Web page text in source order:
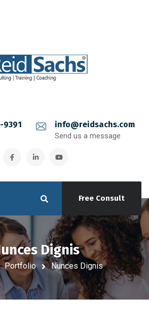
9391 info@reidsachs.com
Send us a message
Free Consult
Dignis
Portfolio Nunces Dignis